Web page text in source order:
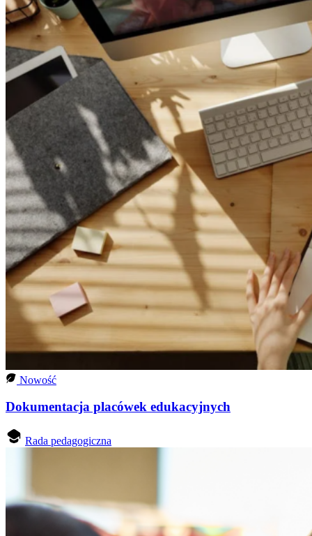
Nowość
Dokumentacja placówek edukacyjnych
Rada pedagogiczna